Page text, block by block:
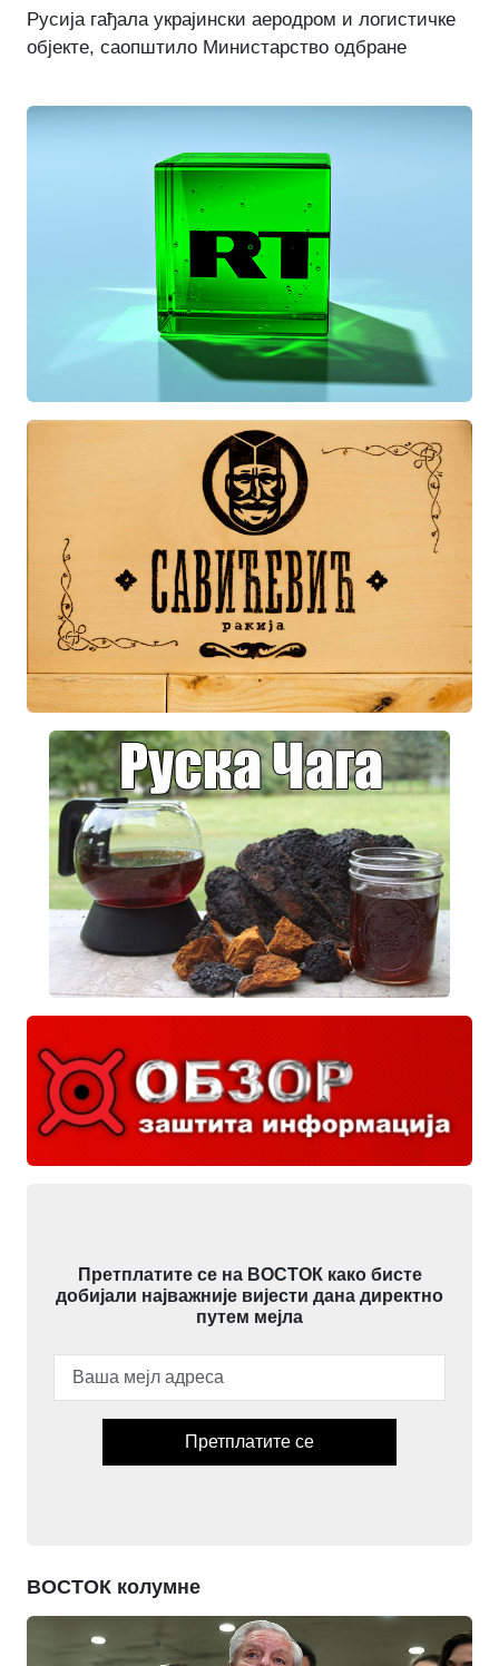
Русија гађала украјински аеродром и логистичке
објекте, саопштило Министарство одбране
Претплатите се на ВОСТОК како бисте
добијали најважније вијести дана директно
путем мејла
Претплатите се
ВОСТОК колумне